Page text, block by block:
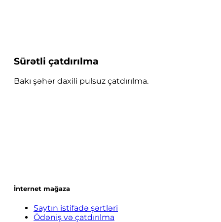
Sürətli çatdırılma
Bakı şəhər daxili pulsuz çatdırılma.
İnternet mağaza
Saytın istifadə şərtləri
Ödəniş və çatdırılma